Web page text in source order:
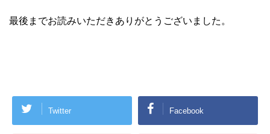
最後までお読みいただきありがとうございました。
Twitter Facebook